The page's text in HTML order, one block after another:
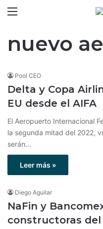
nuevo
Pool CEO
Delta y Copa
EU desde el AIFA
El Aeropuerto Internacional
la segunda mitad del 2022,
serán…
Leer más »
Diego Aguilar
NaFin y
constructoras del